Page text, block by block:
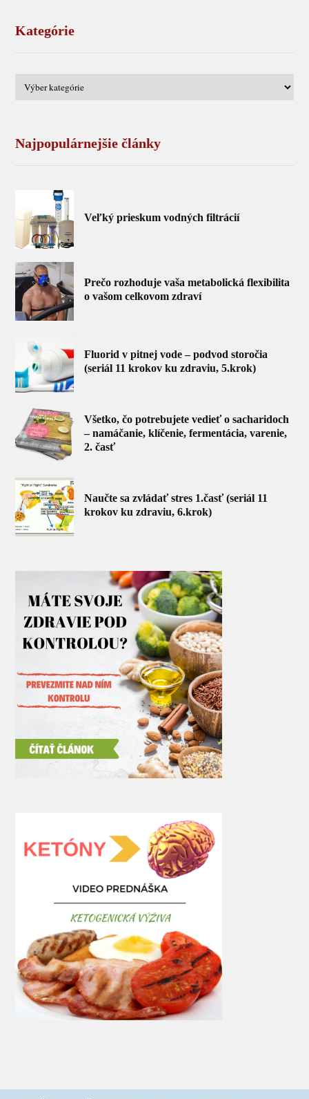
Kategórie
Najpopulárnejšie články
Veľký prieskum vodných filtrácií
Prečo rozhoduje vaša metabolická flexibilita
o vašom celkovom zdraví
Fluorid v pitnej vode – podvod storočia
(seriál 11 krokov ku zdraviu, 5.krok)
Všetko, čo potrebujete vedieť o sacharidoch
– namáčanie, klíčenie, fermentácia, varenie,
2. časť
Naučte sa zvládať stres 1.časť (seriál 11
krokov ku zdraviu, 6.krok)